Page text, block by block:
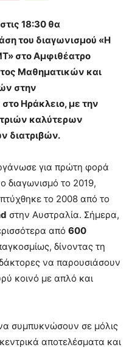
18:30 θα
του διαγωνισμού «Η
στο Αμφιθέατρο
Μαθηματικών και
στην
Ηράκλειο, με την
καλύτερων
διατριβών.
για πρώτη φορά
διαγωνισμό το 2019,
το 2008 από το
στην Αυστραλία. Σήμερα,
από 600
δίνοντας τη
να παρουσιάσουν
κοινό με απλό και
συμπυκνώσουν σε μόλις
αποτελέσματα και